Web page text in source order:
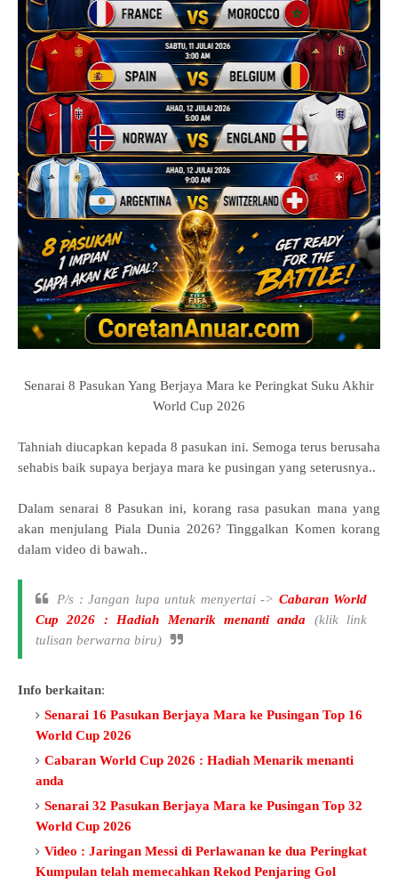
Senarai 8 Pasukan Yang Berjaya Mara ke Peringkat Suku Akhir
World Cup 2026
Tahniah diucapkan kepada 8 pasukan ini. Semoga terus berusaha
sehabis baik supaya berjaya mara ke pusingan yang seterusnya..
Dalam senarai 8 Pasukan ini, korang rasa pasukan mana yang
akan menjulang Piala Dunia 2026? Tinggalkan Komen korang
dalam video di bawah..
P/s : Jangan lupa untuk menyertai -> Cabaran World
Cup 2026 : Hadiah Menarik menanti anda
(klik link
tulisan berwarna biru)
Info berkaitan:
Senarai 16 Pasukan Berjaya Mara ke Pusingan Top 16
World Cup 2026
Cabaran World Cup 2026 : Hadiah Menarik menanti
anda
Senarai 32 Pasukan Berjaya Mara ke Pusingan Top 32
World Cup 2026
Video : Jaringan Messi di Perlawanan ke dua Peringkat
Kumpulan telah memecahkan Rekod Penjaring Gol